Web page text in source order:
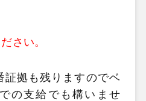
さい。
証拠も残りますのでベ
の支給でも構いませ